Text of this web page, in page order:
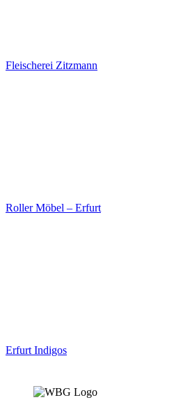
Fleischerei Zitzmann
Roller Möbel – Erfurt
Erfurt Indigos